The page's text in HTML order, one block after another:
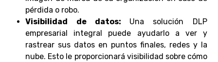
pérdida o robo.
Visibilidad de datos: Una solución DLP
empresarial integral puede ayudarlo a ver y
rastrear sus datos en puntos finales, redes y la
nube. Esto le proporcionará visibilidad sobre cómo